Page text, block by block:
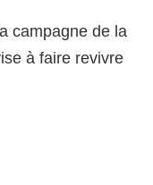
campagne de la
à faire revivre